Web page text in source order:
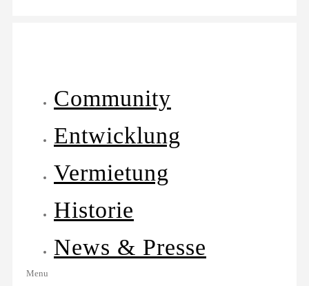
Community
Entwicklung
Vermietung
Historie
News & Presse
Menu